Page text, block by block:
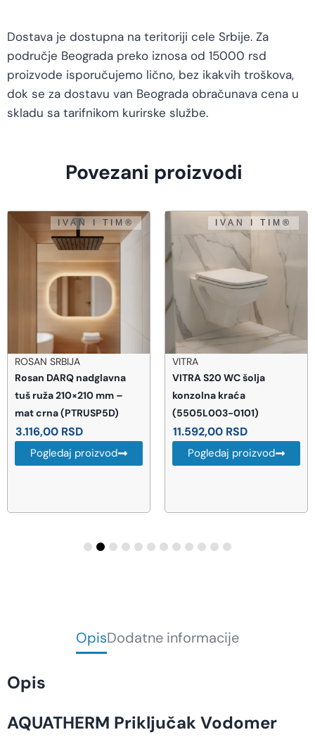
Dostava je dostupna na teritoriji cele Srbije. Za
područje Beograda preko iznosa od 15000 rsd
proizvode isporučujemo lično, bez ikakvih troškova,
dok se za dostavu van Beograda obračunava cena u
skladu sa tarifnikom kurirske službe.
Povezani proizvodi
ROSAN SRBIJA
Rosan DARQ nadglavna
tuš ruža 210×210 mm –
mat crna (PTRUSP5D)
3.116,00 RSD
Pogledaj proizvod
VITRA
VITRA S20 WC šolja
konzolna kraća
(5505L003-0101)
11.592,00 RSD
Pogledaj proizvod
OpisDodatne informacije
Opis
AQUATHERM Priključak Vodomer